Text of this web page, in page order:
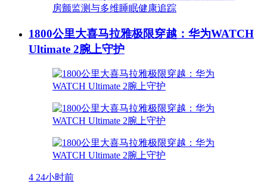
1800公里大喜马拉雅极限穿越：华为WATCH
Ultimate 2腕上守护
4 24小时前